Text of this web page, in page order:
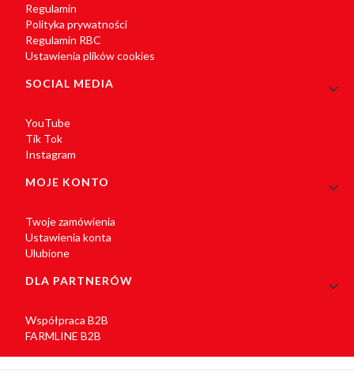
Regulamin
Polityka prywatności
Regulamin RBC
Ustawienia plików cookies
SOCIAL MEDIA
YouTube
Tik Tok
Instagram
MOJE KONTO
Twoje zamówienia
Ustawienia konta
Ulubione
DLA PARTNERÓW
Współpraca B2B
FARMLINE B2B